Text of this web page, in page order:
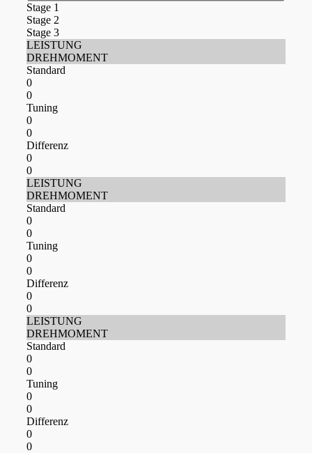
Stage 1
Stage 2
Stage 3
LEISTUNG
DREHMOMENT
Standard
0
0
Tuning
0
0
Differenz
0
0
LEISTUNG
DREHMOMENT
Standard
0
0
Tuning
0
0
Differenz
0
0
LEISTUNG
DREHMOMENT
Standard
0
0
Tuning
0
0
Differenz
0
0